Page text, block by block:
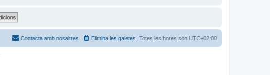
Totes les hores són UTC+02:00
Elimina les galetes
Contacta amb nosaltres